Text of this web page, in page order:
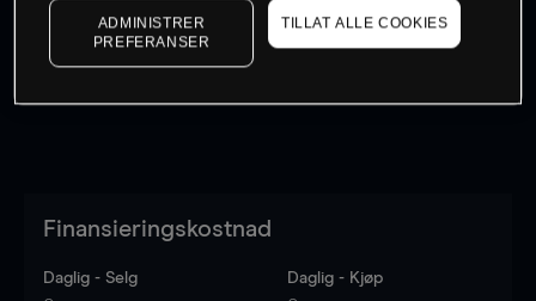
Kursene er veiledende. Log into see latest market data
Finansieringskostnad
Daglig - Selg Daglig - Kjøp
ADMINISTRER
PREFERANSER
TILLAT ALLE COOKIES